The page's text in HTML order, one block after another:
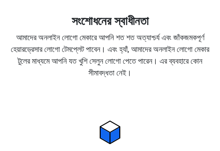
সংশোধনের স্বাধীনতা
আমাদের অনলাইন লোগো মেকারে আপনি শত শত অত্যাশ্চর্য এবং জাঁকজমকপূর্ণ
হেয়ারড্রেসার লোগো টেমপ্লেট পাবেন। এবং হ্যাঁ, আমাদের অনলাইন লোগো মেকার
টুলের মাধ্যমে আপনি যত খুশি সেলুন লোগো পেতে পারেন। এর ব্যবহারে কোন
সীমাবদ্ধতা নেই।